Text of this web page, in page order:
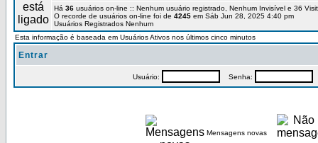
Há 36 usuários on-line :: Nenhum usuário registrado, Nenhum Invisível e 36
O recorde de usuários on-line foi de 4245 em Sáb Jun 28, 2025 4:40 pm
Usuários Registrados Nenhum
Esta informação é baseada em Usuários Ativos nos últimos cinco minutos
Entrar
Usuário: Senha:
Mensagens novas